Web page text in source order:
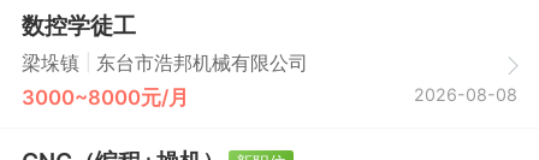
数控学徒工
梁垛镇 东台市浩邦机械有限公司
3000~8000元/月 2026-08-08